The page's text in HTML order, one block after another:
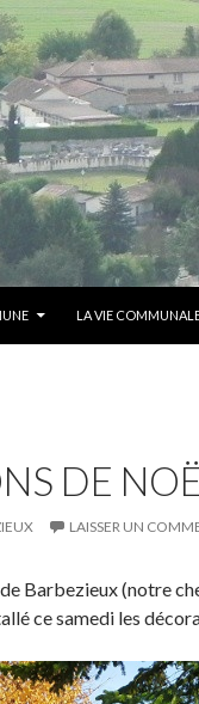
LA VIE
DE
LAISSER UN
Barbezieux (notre
ce samedi les